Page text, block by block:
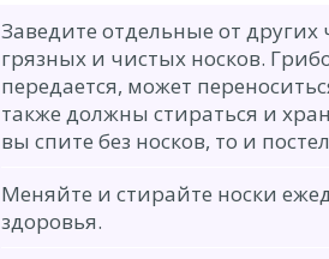
Заведите отдельные от
грязных и чистых носков.
передается, может
также должны стираться и
вы спите без носков, то и
Меняйте и стирайте носки
здоровья.